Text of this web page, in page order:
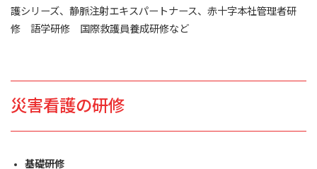
護シリーズ、静脈注射エキスパートナース、赤十字本社管理者研
修 語学研修 国際救護員養成研修など
災害看護の研修
基礎研修